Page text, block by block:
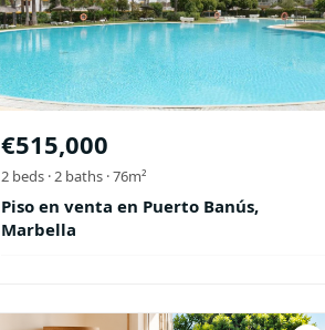
€515,000
2 beds ·2 baths · 76m²
Piso en venta en Puerto Banús,
Marbella